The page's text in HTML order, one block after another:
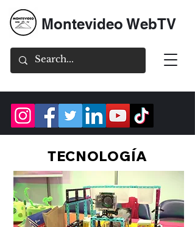
Montevideo WebTV
TECNOLOGÍA